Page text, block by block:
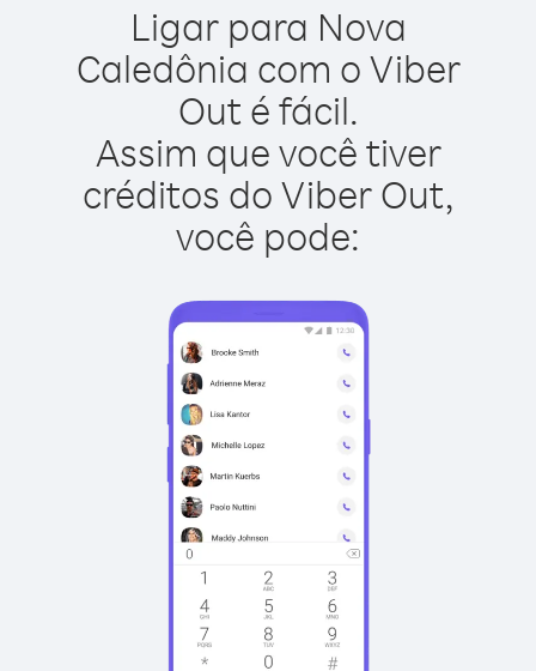
Ligar para Nova
Caledônia com o Viber
Out é fácil.
Assim que você tiver
créditos do Viber Out,
você pode: